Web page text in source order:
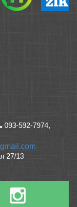
093-592-7974,
27/13